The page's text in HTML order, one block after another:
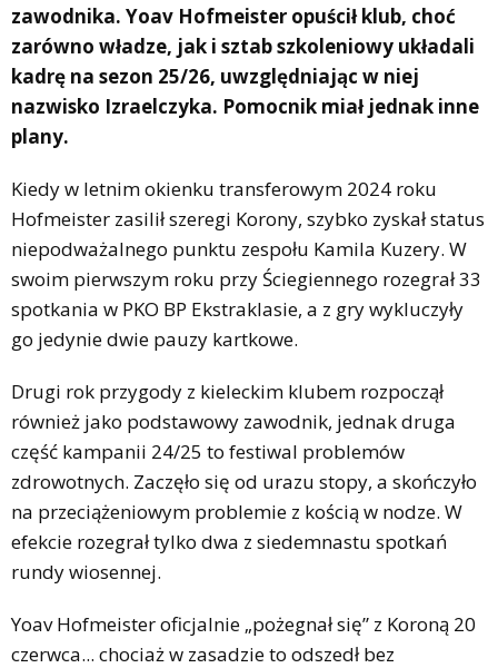
zawodnika. Yoav Hofmeister opuścił klub, choć
zarówno władze, jak i sztab szkoleniowy układali
kadrę na sezon 25/26, uwzględniając w niej
nazwisko Izraelczyka. Pomocnik miał jednak inne
plany.
Kiedy w letnim okienku transferowym 2024 roku
Hofmeister zasilił szeregi Korony, szybko zyskał status
niepodważalnego punktu zespołu Kamila Kuzery. W
swoim pierwszym roku przy Ściegiennego rozegrał 33
spotkania w PKO BP Ekstraklasie, a z gry wykluczyły
go jedynie dwie pauzy kartkowe.
Drugi rok przygody z kieleckim klubem rozpoczął
również jako podstawowy zawodnik, jednak druga
część kampanii 24/25 to festiwal problemów
zdrowotnych. Zaczęło się od urazu stopy, a skończyło
na przeciążeniowym problemie z kością w nodze. W
efekcie rozegrał tylko dwa z siedemnastu spotkań
rundy wiosennej.
Yoav Hofmeister oficjalnie „pożegnał się” z Koroną 20
czerwca... chociaż w zasadzie to odszedł bez